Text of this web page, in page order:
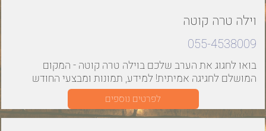
וילה טרה קוטה
055-4538009
בואו לחגוג את הערב שלכם בוילה טרה קוטה - המקום
המושלם לחגיגה אמיתית! למידע, תמונות ומבצעי החודש
לפרטים נוספים